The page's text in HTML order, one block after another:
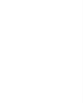
dans
bulletins sur
courriel. Avec
permettent
d’utilisateurs
particulier,
pages sont